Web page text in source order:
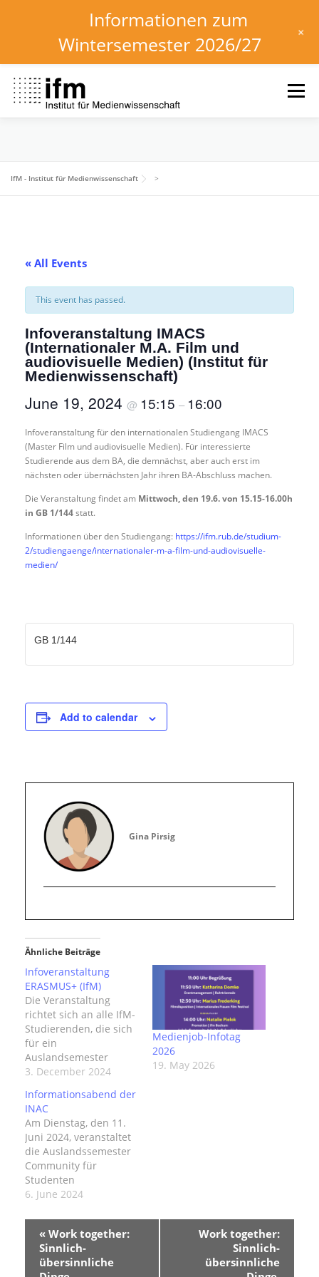
content
Menu
IfM - Institut für Medienwissenschaft >
« All Events
This event has passed.
Infoveranstaltung IMACS
(Internationaler M.A. Film und
audiovisuelle Medien) (Institut für
Medienwissenschaft)
June 19, 2024 @ 15:15 – 16:00
Infoveranstaltung für den internationalen Studiengang IMACS
(Master Film und audiovisuelle Medien). Für interessierte
Studierende aus dem BA, die demnächst, aber auch erst im
nächsten oder übernächsten Jahr ihren BA-Abschluss machen.
Die Veranstaltung findet am Mittwoch, den 19.6. von 15.15-16.00h
in GB 1/144statt.
Informationen über den Studiengang: https://ifm.rub.de/studium-
2/studiengaenge/internationaler-m-a-film-und-audiovisuelle-
medien/
GB 1/144
Add to calendar
Gina Pirsig
Ähnliche Beiträge
Infoveranstaltung
ERASMUS+ (IfM)
Die Veranstaltung
richtet sich an alle IfM-
Studierenden, die sich
für ein
Auslandsemester
interessieren - egal ob
erhalten Sie wertvolle
Informationen zu den
Partnerinstituten
unseres Instituts und
erfahren alles Wichtige
rund um das
ERASMUS+Stipendium
sowie den
für das akademische
Jahr 2025/26. Schauen
Sie sich…
3. December 2024
Medienjob-Infotag
2026
19. May 2026
Informationsabend der
INAC
Am Dienstag, den 11.
Juni 2024, veranstaltet
die Auslandssemester
Community für
Studenten
der RUB einen
Thema: Praktika &
Auslandssemester in
Australien,
Neuseeland, Kanada,
6. June 2024
« Work together:
Sinnlich-
übersinnliche
Work together:
Sinnlich-
übersinnliche
Informationen zum
Wintersemester 2026/27
+